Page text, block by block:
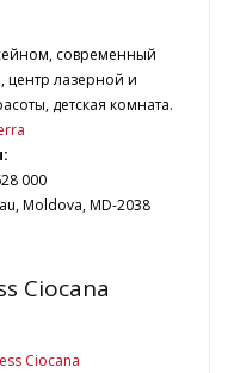
современный
центр лазерной и
детская комната.
000
Moldova, MD-2038
Ciocana
Ciocana